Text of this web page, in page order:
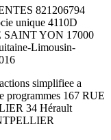
821206794
unique 4110D
SAINT YON 17000
Limousin-
simplifiee a
programmes 167 RUE
34 Hérault